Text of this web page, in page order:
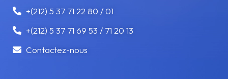
VOYAGE
+(212) 5 37 71 22 80 / 01
+(212) 5 37 71 69 53 / 71 20 13
Contactez-nous